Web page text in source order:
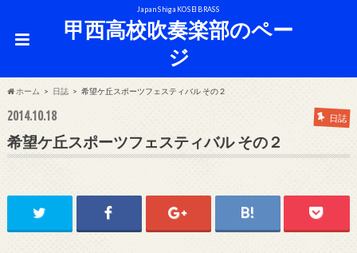
Japan Shiga KOSEI BRASS
甲西高校吹奏楽部のペー
ジ
ホーム 日誌 希望ケ丘スポーツフェスティバル その２
2014.10.18 日誌
希望ケ丘スポーツフェスティバル その２